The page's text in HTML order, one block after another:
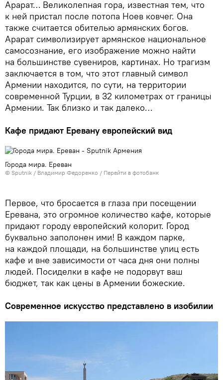
Арарат… Великолепная гора, известная тем, что
к ней пристал после потопа Ноев ковчег. Она
также считается обителью армянских богов.
Арарат символизирует армянское национальное
самосознание, его изображение можно найти
на большинстве сувениров, картинах. Но трагизм
заключается в том, что этот главный символ
Армении находится, по сути, на территории
современной Турции, в 32 километрах от границы
Армении. Так близко и так далеко…
Кафе придают Еревану европейский вид
Города мира. Ереван
© Sputnik / Владимир Федоренко / Перейти в фотобанк
Первое, что бросается в глаза при посещении
Еревана, это огромное количество кафе, которые
придают городу европейский колорит. Город
буквально заполонен ими! В каждом парке,
на каждой площади, на большинстве улиц есть
кафе и вне зависимости от часа дня они полны
людей. Посиделки в кафе не подорвут ваш
бюджет, так как цены в Армении божеские.
Современное искусство представлено в изобилии